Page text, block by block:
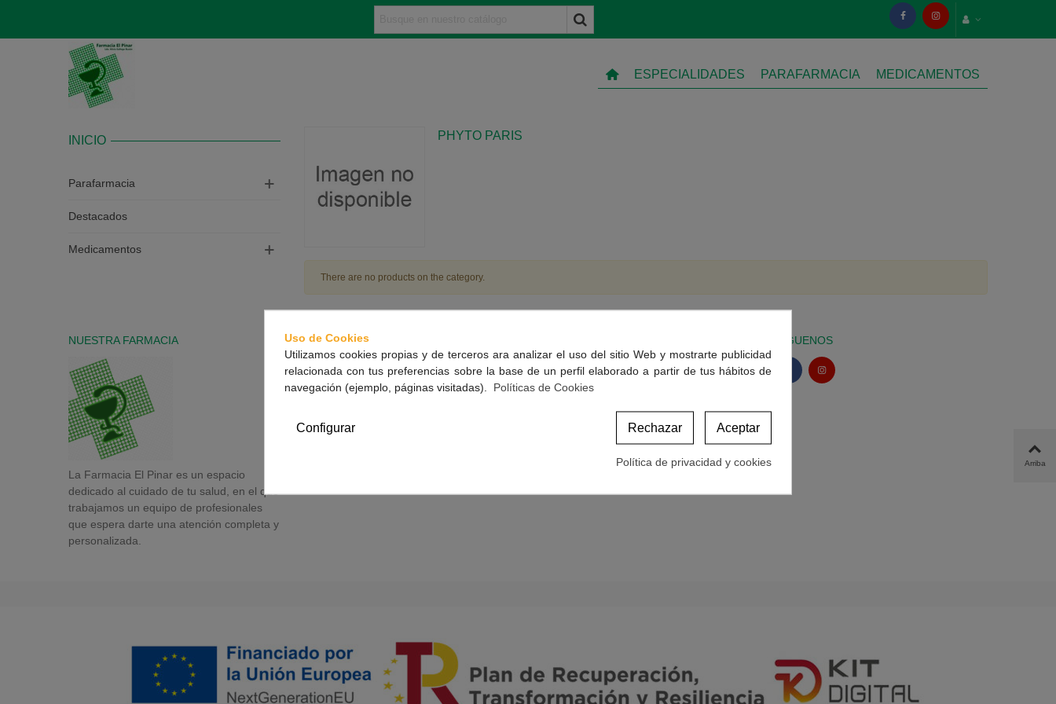
ESPECIALIDADES PARAFARMACIA MEDICAMENTOS
INICIO
Parafarmacia
Destacados
Medicamentos
PHYTO PARIS
There are no products on the category.
NUESTRA FARMACIA
La Farmacia El Pinar es un espacio
dedicado al cuidado de tu salud, en el que
trabajamos un equipo de profesionales
que espera darte una atención completa y
personalizada.
CONTACTO
Politicas de Cookies
Términos y condiciones de compra
SÍGUENOS
Arriba
Uso de Cookies
Utilizamos cookies propias y de terceros ara analizar el uso del sitio Web y mostrarte publicidad
relacionada con tus preferencias sobre la base de un perfil elaborado a partir de tus hábitos de
navegación (ejemplo, páginas visitadas). Políticas de Cookies
Aceptar
Rechazar
Configurar
Política de privacidad y cookies